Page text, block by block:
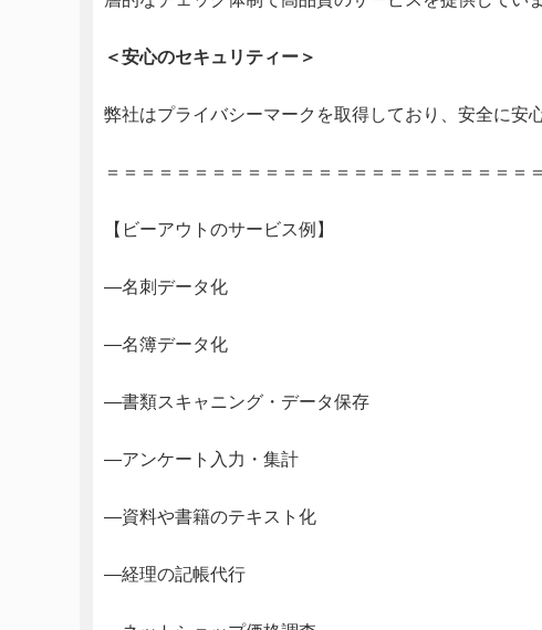
＜安心のセキュリティー＞
弊社はプライバシーマークを取得しており、安全に安
＝＝＝＝＝＝＝＝＝＝＝＝＝＝＝＝＝＝＝＝＝＝＝＝
【ビーアウトのサービス例】
―名刺データ化
―名簿データ化
―書類スキャニング・データ保存
―アンケート入力・集計
―資料や書籍のテキスト化
―経理の記帳代行